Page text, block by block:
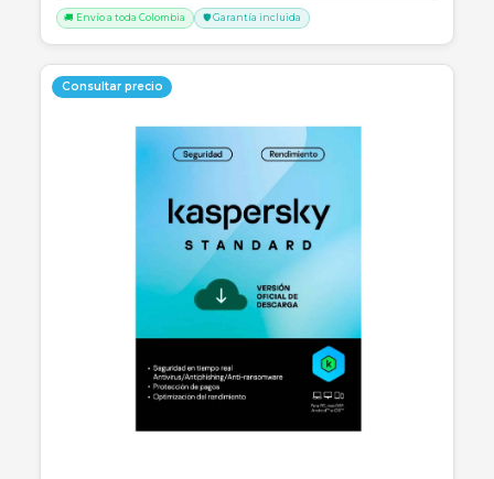
RENOVACION LICENCIA KASPERSKY STANDAR 1
USUARIO (12 MESES)
Renovación digital Kaspersky Standard para 1 usuario por 12
seguridad avanzada, optimización de equipo y protección de
Consulte disponibilidad y precio
Cotizar por WhatsApp
🚚 Envío a toda Colombia 🛡️ Garantía incluida
Consultar precio